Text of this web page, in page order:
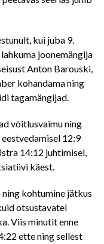
kui juba 9.
joonemängija
Anton Barouski,
kohandama ning
tagamängijad.
võitlusvaimu ning
12:9
14:12 juhtimisel,
käest.
kohtumine jätkus
otsustavatel
Viis minutit enne
ette ning sellest